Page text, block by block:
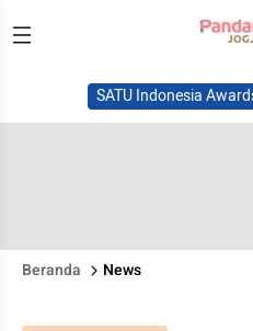
SATU Indonesia
Beranda News